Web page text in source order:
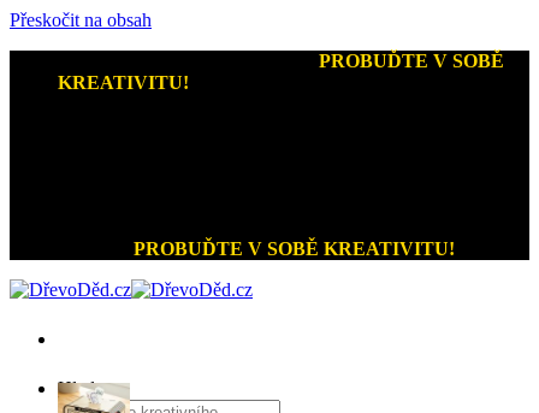
Přeskočit na obsah
PROBUĎTE V SOBĚ
KREATIVITU!
PROBUĎTE V SOBĚ KREATIVITU!
Hledat: